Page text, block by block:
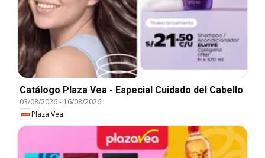
Catálogo Plaza Vea - Especial Cuidado del Cabello
03/08/2026- 16/08/2026
Plaza Vea